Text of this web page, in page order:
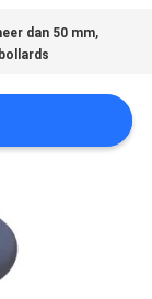
dan 50 mm,